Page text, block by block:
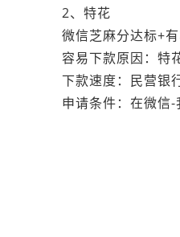
2、特花
微信芝麻分达标+
容易下款原因：特
下款速度：民营银
申请条件：在微信